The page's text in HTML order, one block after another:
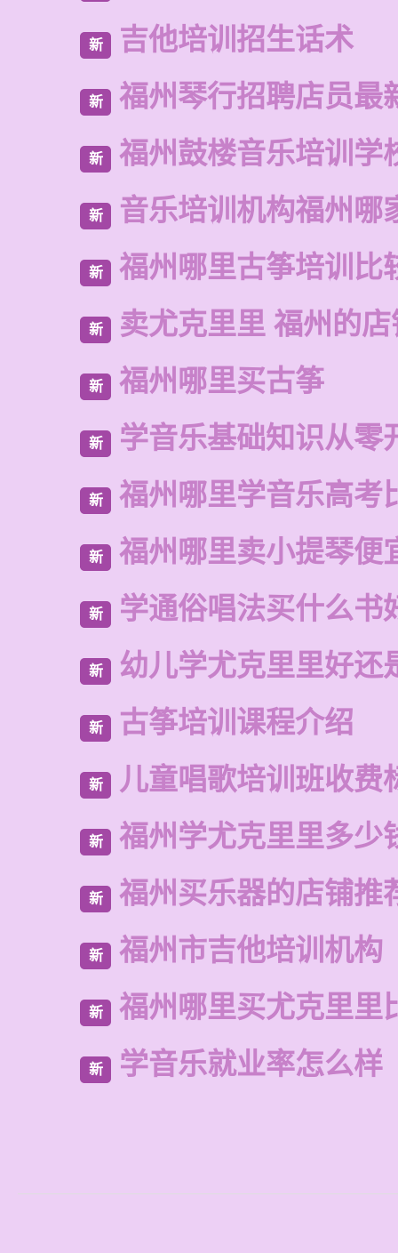
新 吉他培训招生话术
新 福州琴行招聘店员最
新 福州鼓楼音乐培训学
新 音乐培训机构福州哪
新 福州哪里古筝培训比
新 卖尤克里里 福州的
新 福州哪里买古筝
新 学音乐基础知识从零
新 福州哪里学音乐高考
新 福州哪里卖小提琴便
新 学通俗唱法买什么书
新 幼儿学尤克里里好还
新 古筝培训课程介绍
新 儿童唱歌培训班收费
新 福州学尤克里里多少
新 福州买乐器的店铺推
新 福州市吉他培训机构
新 福州哪里买尤克里里
新 学音乐就业率怎么样